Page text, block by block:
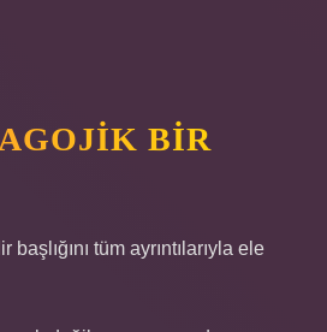
BIR
tüm ayrıntılarıyla ele